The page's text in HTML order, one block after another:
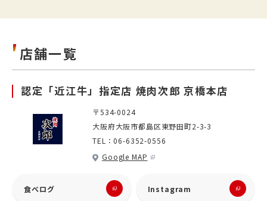
店舗一覧
認定「近江牛」指定店 焼肉次郎 京橋本店
〒534-0024
大阪府大阪市都島区東野田町2-3-3
TEL：06-6352-0556
Google MAP
食べログ Instagram